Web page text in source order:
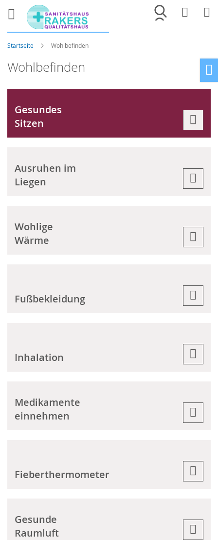
Merkliste
Startseite Wohlbefinden
Wohlbefinden
Gesundes
Sitzen
Ausruhen im
Liegen
Wohlige
Wärme
Fußbekleidung
Inhalation
Medikamente
einnehmen
Fieberthermometer
Gesunde
Raumluft